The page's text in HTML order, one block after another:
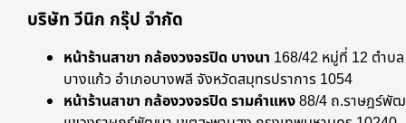
บริษัท วีนิก กรุ๊ป จำกัด
หน้าร้านสาขา กล้องวงจรปิด บางนา 168/42 หมู่ที่ 12 ตำบล
บางแก้ว อำเภอบางพลี จังหวัดสมุทรปราการ 1054
หน้าร้านสาขา กล้องวงจรปิด รามคำแหง88/4 ถ.ราษฎร์พั